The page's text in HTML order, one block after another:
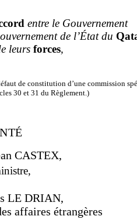
entre le Gouvernement
de l’État du
leurs forces,
de constitution d’une commission
30 et 31 du Règlement.)
CASTEX,
LE DRIAN,
affaires étrangères